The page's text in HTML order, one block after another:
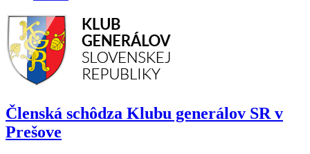
Členská schôdza Klubu generálov SR v
Prešove